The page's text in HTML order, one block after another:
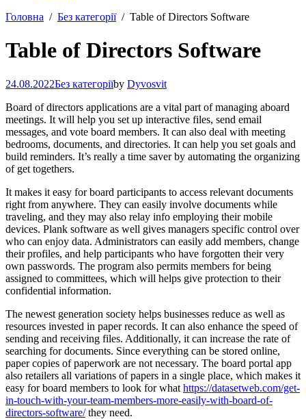
Головна
Без категорії Table of Directors Software
Table of Directors Software
24.08.2022Без категоріїby Dyvosvit
Board of directors applications are a vital part of managing aboard
meetings. It will help you set up interactive files, send email
messages, and vote board members. It can also deal with meeting
bedrooms, documents, and directories. It can help you set goals and
build reminders. It’s really a time saver by automating the organizing
of get togethers.
It makes it easy for board participants to access relevant documents
right from anywhere. They can easily involve documents while
traveling, and they may also relay info employing their mobile
devices. Plank software as well gives managers specific control over
who can enjoy data. Administrators can easily add members, change
their profiles, and help participants who have forgotten their very
own passwords. The program also permits members for being
assigned to committees, which will helps give protection to their
confidential information.
The newest generation society helps businesses reduce as well as
resources invested in paper records. It can also enhance the speed of
sending and receiving files. Additionally, it can increase the rate of
searching for documents. Since everything can be stored online,
paper copies of paperwork are not necessary. The board portal app
also retailers all variations of papers in a single place, which makes it
easy for board members to look for what https://datasetweb.com/get-
in-touch-with-your-team-members-more-easily-with-board-of-
directors-software/they need.